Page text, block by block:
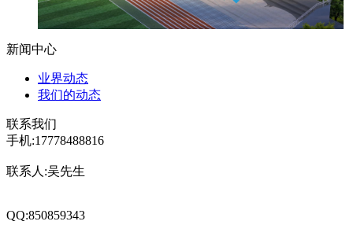
新闻中心
业界动态
我们的动态
联系我们
手机:17778488816
联系人:吴先生
QQ:850859343